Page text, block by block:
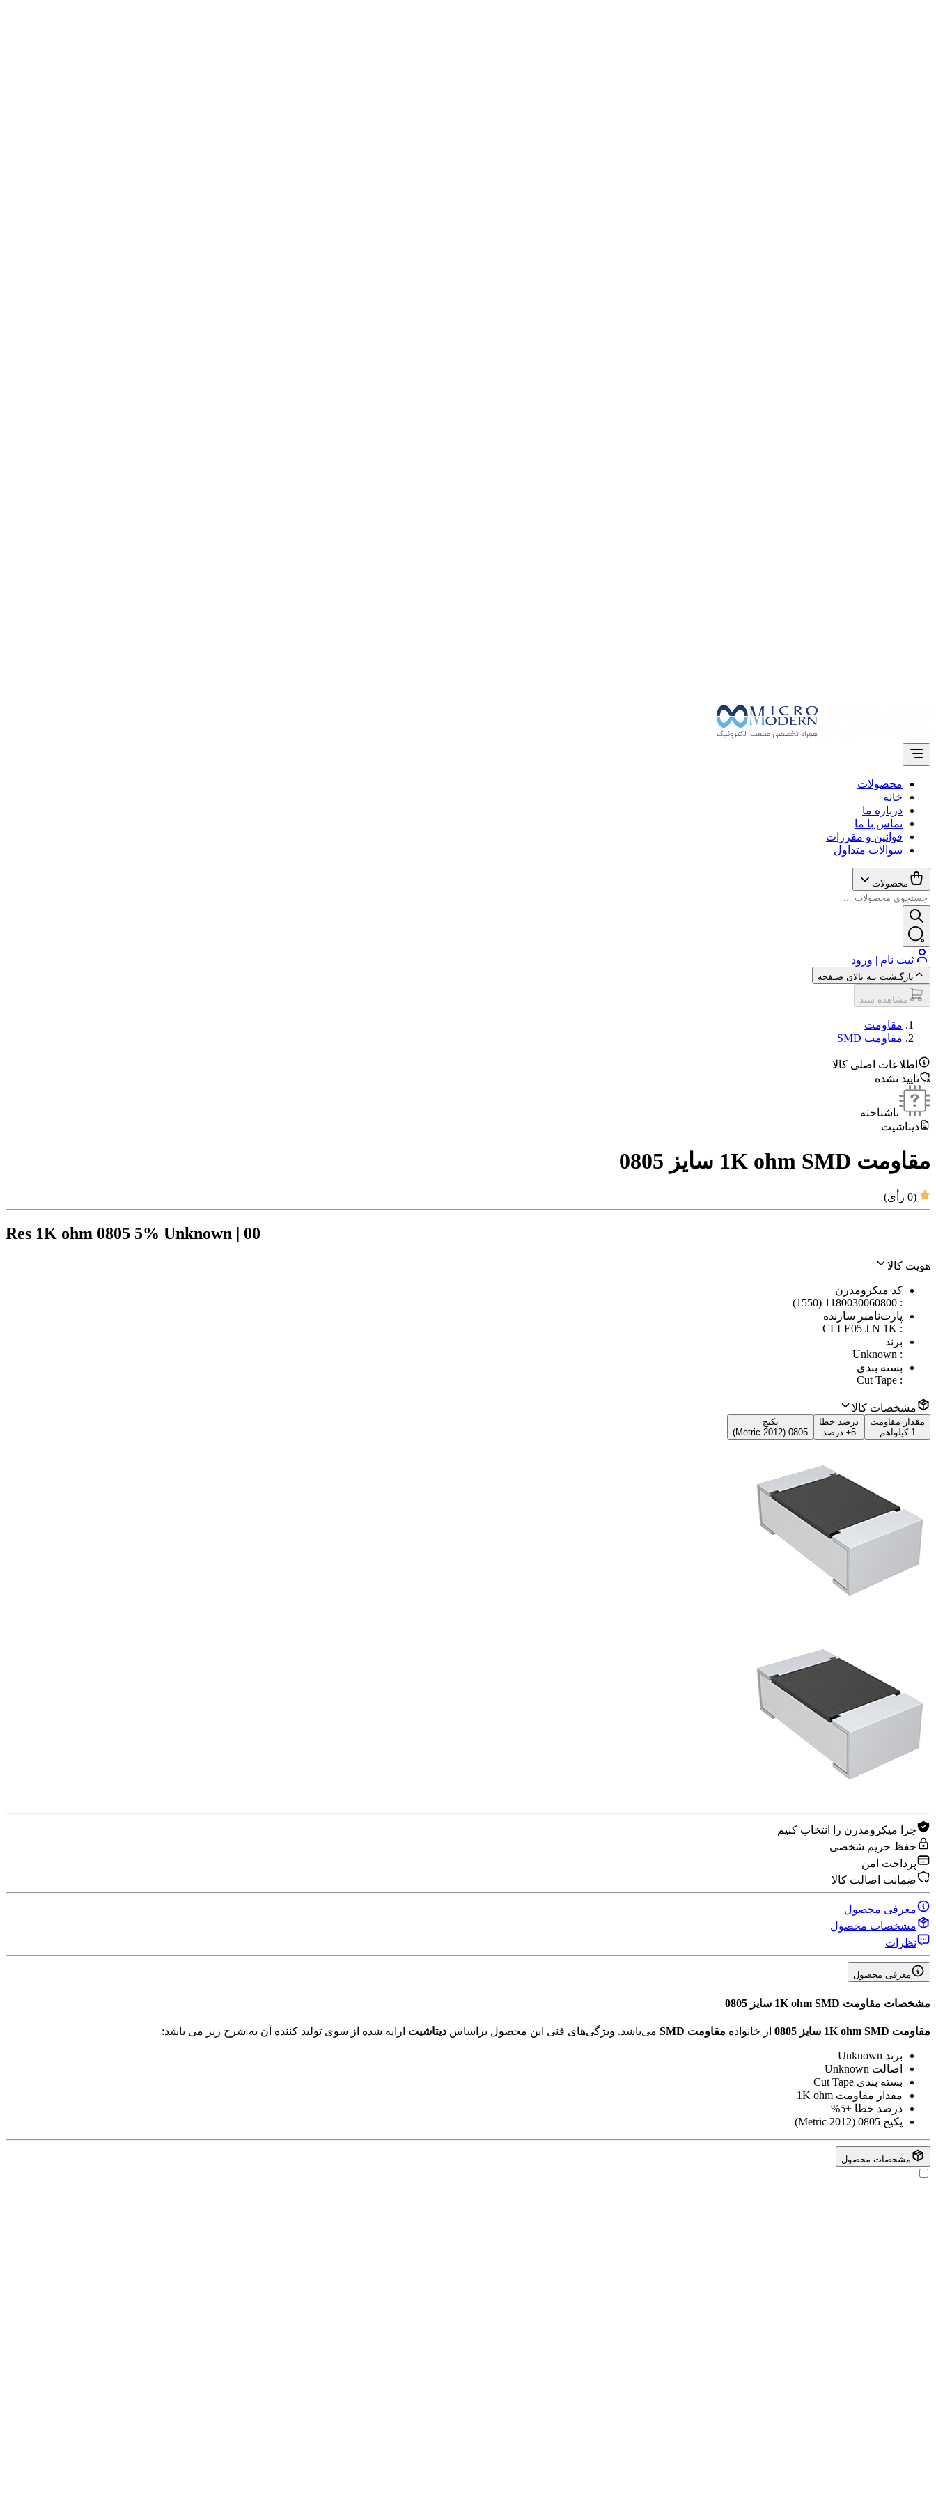
محصولات
خانه
درباره ما
تماس با ما
قوانین و مقررات
سوالات متداول
محصولات
ثبت نام | ورود
بازگـشت بـه بالای صـفحه
مشاهده سبد
مقاومت‌
مقاومت SMD
اطلاعات اصلی کالا
تایید نشده
ناشناخته
دیتاشیت
مقاومت 1K ohm SMD سایز 0805
(
0 رأی)
Res 1K ohm 0805 5% Unknown | 00
هویت کالا
کد میکرومدرن
:
1180030060800 (1550)
پارت‌نامبر سازنده
:
CLLE05 J N 1K
برند
:
Unknown
بسته بندی
:
Cut Tape
مشخصات کالا
مقدار مقاومت
1 کیلواهم
درصد خطا
±5 درصد
پکیج
0805 (2012 Metric)
چرا میکرومدرن را انتخاب کنیم
حفظ حریم شخصی
پرداخت امن
ضمانت اصالت کالا
معرفی محصول
مشخصات محصول
نظرات
معرفی محصول
مشخصات مقاومت 1K ohm SMD سایز 0805
مقاومت 1K ohm SMD سایز 0805 از خانواده مقاومت SMD می‌باشد. ویژگی‌های فنی این محصول براساس دیتاشیت ارایه شده از سوی تولید کننده آن به شرح زیر می باشد:
برند Unknown
اصالت Unknown
بسته بندی Cut Tape
مقدار مقاومت 1K ohm
درصد خطا ±5%
پکیج 0805 (2012 Metric)
مشخصات محصول